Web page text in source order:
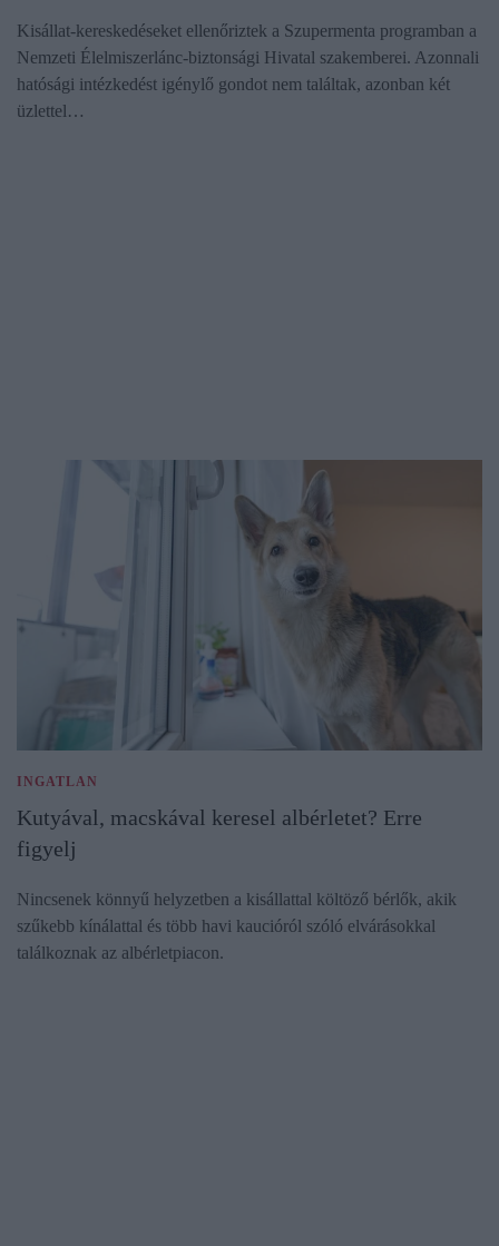
Kisállat-kereskedéseket ellenőriztek a Szupermenta programban a
Nemzeti Élelmiszerlánc-biztonsági Hivatal szakemberei. Azonnali
hatósági intézkedést igénylő gondot nem találtak, azonban két
üzlettel…
INGATLAN
Kutyával, macskával keresel albérletet? Erre
figyelj
Nincsenek könnyű helyzetben a kisállattal költöző bérlők, akik
szűkebb kínálattal és több havi kaucióról szóló elvárásokkal
találkoznak az albérletpiacon.